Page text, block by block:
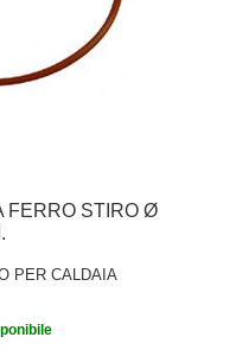
FERRO STIRO Ø
PER CALDAIA